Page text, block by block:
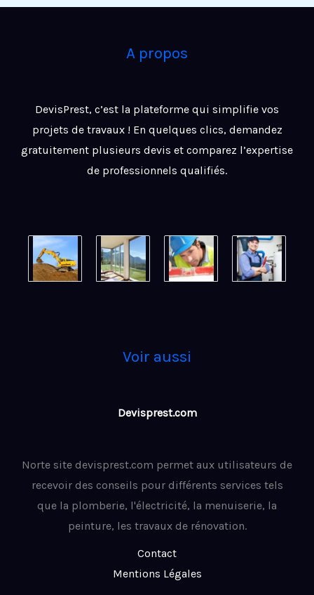
A propos
DevisPrest, c’est la plateforme qui simplifie vos
projets de travaux ! En quelques clics, demandez
gratuitement plusieurs devis et comparez l’expertise
de professionnels qualifiés.
Voir aussi
Devisprest.com
Norte site devisprest.com permet aux utilisateurs de
recevoir des conseils pour différents services tels
que la plomberie, l'électricité, la menuiserie, la
peinture, les travaux de rénovation.
Contact
Mentions Légales